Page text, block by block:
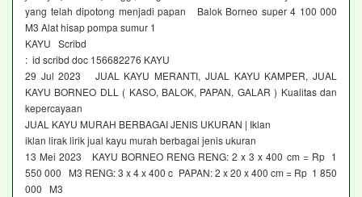
yang telah dipotong menjadi papan Balok Borneo super 4 100 000
M3 Alat hisap pompa sumur 1
KAYU Scribd
: id scribd doc 156682276 KAYU
29 Jul 2023 JUAL KAYU MERANTI, JUAL KAYU KAMPER, JUAL
KAYU BORNEO DLL ( KASO, BALOK, PAPAN, GALAR ) Kualitas dan
kepercayaan
JUAL KAYU MURAH BERBAGAI JENIS UKURAN | Iklan
iklan lirak lirik jual kayu murah berbagai jenis ukuran
13 Mei 2023 KAYU BORNEO RENG RENG: 2 x 3 x 400 cm = Rp 1
550 000 M3 RENG: 3 x 4 x 400 c PAPAN: 2 x 20 x 400 cm = Rp 1 850
000 M3